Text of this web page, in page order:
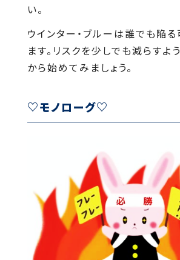
い。
ウインター・ブルーは誰でも陥
ます。リスクを少しでも減らすよ
から始めてみましょう。
♡モノローグ♡